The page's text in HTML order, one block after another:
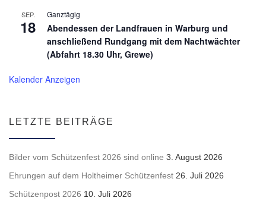
SEP.
18
Ganztägig
Abendessen der Landfrauen in Warburg und
anschließend Rundgang mit dem Nachtwächter
(Abfahrt 18.30 Uhr, Grewe)
Kalender Anzeigen
LETZTE BEITRÄGE
Bilder vom Schützenfest 2026 sind online 3. August 2026
Ehrungen auf dem Holtheimer Schützenfest 26. Juli 2026
Schützenpost 2026 10. Juli 2026